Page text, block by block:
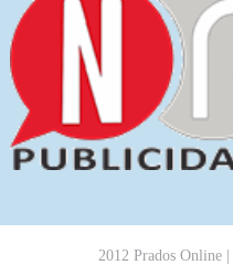
2012 Prados Online